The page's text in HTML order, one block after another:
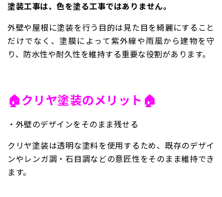
塗装工事は、色を塗る工事ではありません。
外壁や屋根に塗装を行う目的は見た目を綺麗にすること
だけでなく、塗膜によって紫外線や雨風から建物を守
り、防水性や耐久性を維持する重要な役割があります。
🏠クリヤ塗装のメリット🏠
・外壁のデザインをそのまま残せる
クリヤ塗装は透明な塗料を使用するため、既存のデザイ
ンやレンガ調・石目調などの意匠性をそのまま維持でき
ます。